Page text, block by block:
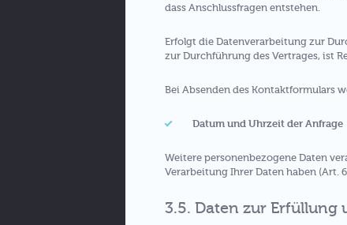
dass Anschlussfragen entstehen.
Erfolgt die Datenverarbeitung zur
zur Durchführung des Vertrages, ist
Bei Absenden des Kontaktformulars
Datum und Uhrzeit der Anfrage
Weitere personenbezogene Daten
Verarbeitung Ihrer Daten haben (Art.
3.5. Daten zur